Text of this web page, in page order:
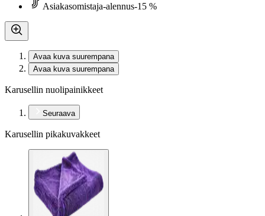
Asiakasomistaja-alennus-15 %
Avaa kuva suurempana
Avaa kuva suurempana
Karusellin nuolipainikkeet
Seuraava
Karusellin pikakuvakkeet